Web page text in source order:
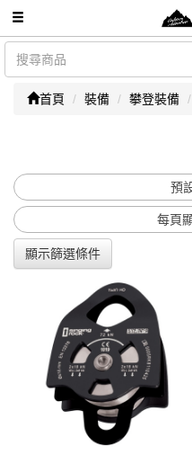
首頁 裝備 攀登裝備
預
每頁
顯示篩選條件